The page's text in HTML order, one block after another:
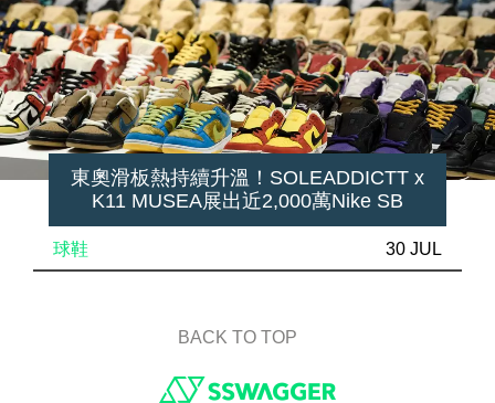
東奧滑板熱持續升溫！SOLEADDICTT x
K11 MUSEA展出近2,000萬Nike SB
球鞋 30 JUL
BACK TO TOP